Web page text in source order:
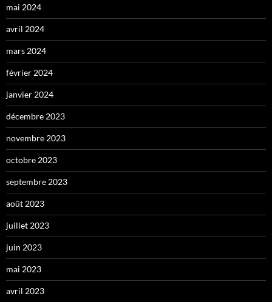
mai 2024
avril 2024
mars 2024
février 2024
janvier 2024
décembre 2023
novembre 2023
octobre 2023
septembre 2023
août 2023
juillet 2023
juin 2023
mai 2023
avril 2023